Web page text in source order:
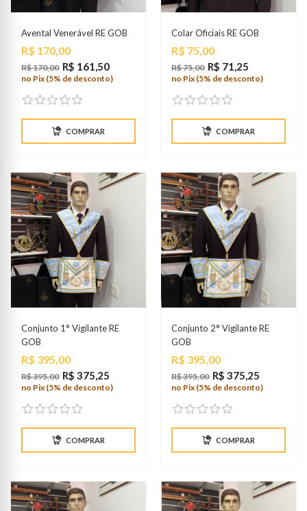
Avental Venerável RE GOB
Preço
R$ 170,00
R$ 170,00 R$ 161,50
no Pix (5% de desconto)
COMPRAR
Colar Oficiais RE GOB
Preço
R$ 75,00
R$ 75,00 R$ 71,25
no Pix (5% de desconto)
COMPRAR
Conjunto 1° Vigilante RE
GOB
Preço
R$ 395,00
R$ 395,00 R$ 375,25
no Pix (5% de desconto)
COMPRAR
Conjunto 2° Vigilante RE
GOB
Preço
R$ 395,00
R$ 395,00 R$ 375,25
no Pix (5% de desconto)
COMPRAR